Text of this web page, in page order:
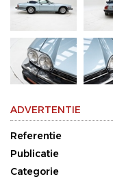
ADVERTENTIE
Referentie
Publicatie
Categorie